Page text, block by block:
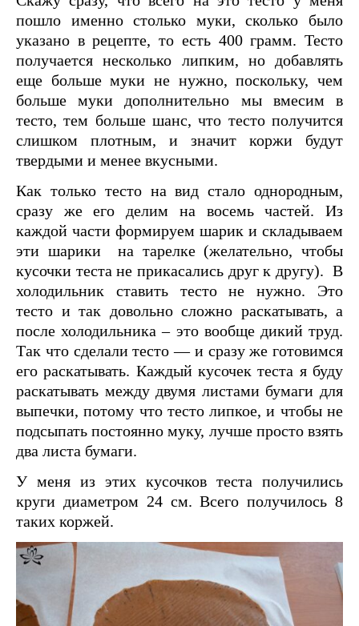
пошло именно столько муки, сколько было
указано в рецепте, то есть 400 грамм. Тесто
получается несколько липким, но добавлять
еще больше муки не нужно, поскольку, чем
больше муки дополнительно мы вмесим в
тесто, тем больше шанс, что тесто получится
слишком плотным, и значит коржи будут
твердыми и менее вкусными.
Как только тесто на вид стало однородным,
сразу же его делим на восемь частей. Из
каждой части формируем шарик и складываем
эти шарики на тарелке (желательно, чтобы
кусочки теста не прикасались друг к другу). В
холодильник ставить тесто не нужно. Это
тесто и так довольно сложно раскатывать, а
после холодильника – это вообще дикий труд.
Так что сделали тесто — и сразу же готовимся
его раскатывать. Каждый кусочек теста я буду
раскатывать между двумя листами бумаги для
выпечки, потому что тесто липкое, и чтобы не
подсыпать постоянно муку, лучше просто взять
два листа бумаги.
У меня из этих кусочков теста получились
круги диаметром 24 см. Всего получилось 8
таких коржей.